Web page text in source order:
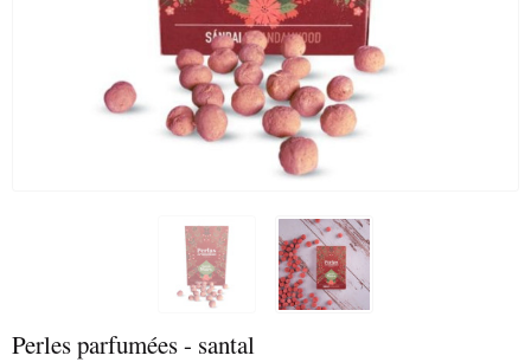
Perles parfumées - santal